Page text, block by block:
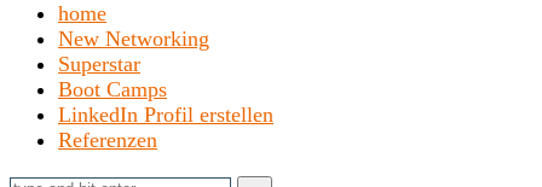
home
New Networking
Superstar
Boot Camps
LinkedIn Profil erstellen
Referenzen